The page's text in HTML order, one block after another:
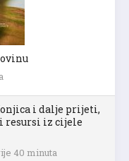
i dalje prijeti,
resursi iz cijele
40 minuta